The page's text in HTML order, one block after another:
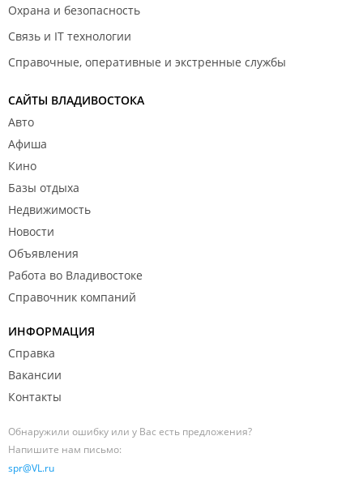
Охрана и безопасность
Связь и IT технологии
Справочные, оперативные и экстренные службы
САЙТЫ ВЛАДИВОСТОКА
Авто
Афиша
Кино
Базы отдыха
Недвижимость
Новости
Объявления
Работа во Владивостоке
Справочник компаний
ИНФОРМАЦИЯ
Справка
Вакансии
Контакты
Обнаружили ошибку или у Вас есть предложения?
Напишите нам письмо:
spr@VL.ru